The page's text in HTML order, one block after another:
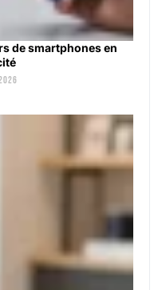
de smartphones en